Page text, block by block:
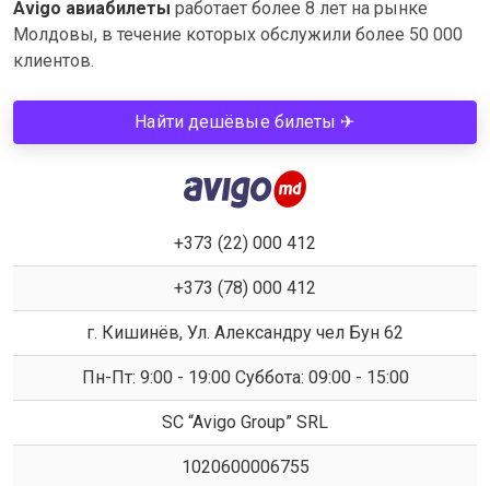
Avigo авиабилеты работает более 8 лет на рынке
Молдовы, в течение которых обслужили более 50 000
клиентов.
Найти дешёвые билеты ✈
+373 (22) 000 412
+373 (78) 000 412
г. Кишинёв, Ул. Александру чел Бун 62
Пн-Пт: 9:00 - 19:00 Суббота: 09:00 - 15:00
SC “Avigo Group” SRL
1020600006755